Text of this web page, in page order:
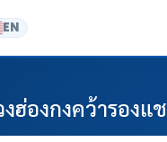
EN
ฮ่องกงคว้ารองแ